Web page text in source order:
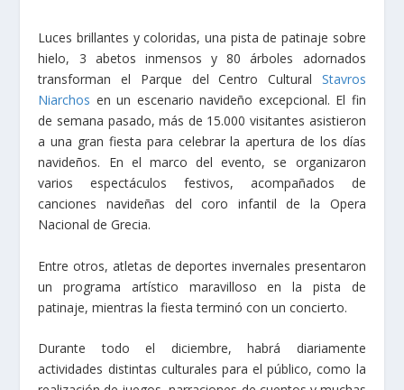
Luces brillantes y coloridas, una pista de patinaje sobre
hielo, 3 abetos inmensos y 80 árboles adornados
transforman el Parque del Centro Cultural Stavros
Niarchos en un escenario navideño excepcional. El fin
de semana pasado, más de 15.000 visitantes asistieron
a una gran fiesta para celebrar la apertura de los días
navideños. En el marco del evento, se organizaron
varios espectáculos festivos, acompañados de
canciones navideñas del coro infantil de la Opera
Nacional de Grecia.
Entre otros, atletas de deportes invernales presentaron
un programa artístico maravilloso en la pista de
patinaje, mientras la fiesta terminó con un concierto.
Durante todo el diciembre, habrá diariamente
actividades distintas culturales para el público, como la